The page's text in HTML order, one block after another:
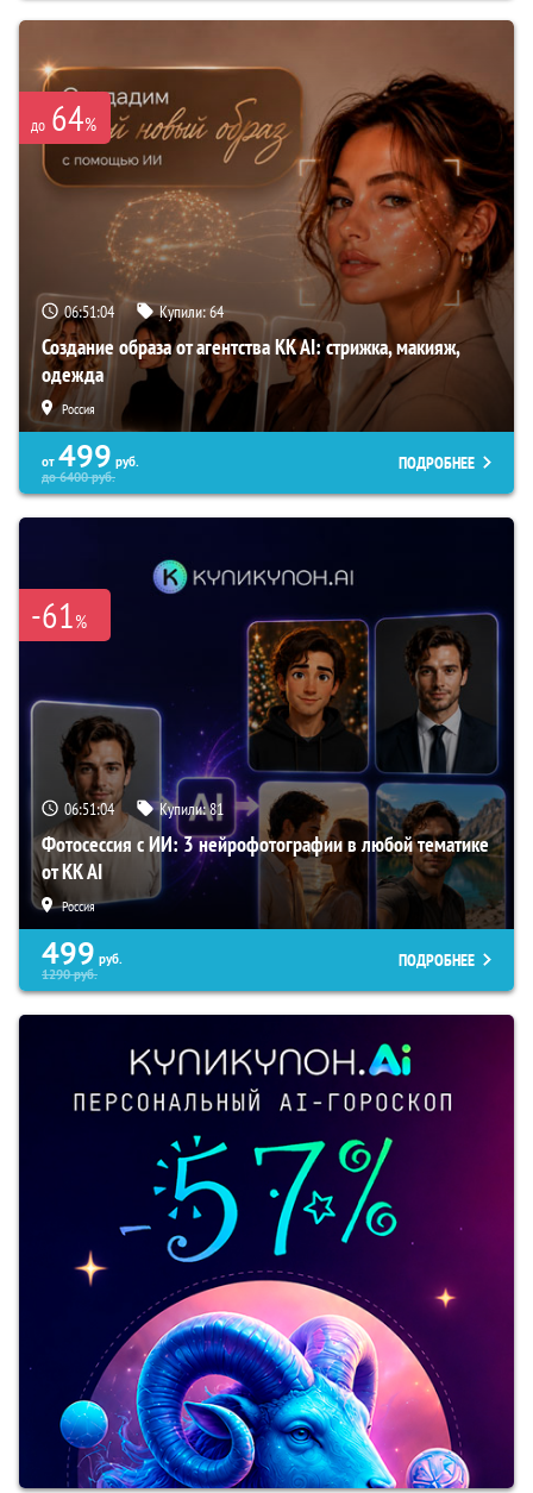
до 64%
06:51:03 Купили:64
Создание образа от агентства KK AI: стрижка, макияж,
одежда
Россия
от 499 руб.
до6400руб.
ПОДРОБНЕЕ
-61%
06:51:03 Купили:81
Фотосессия с ИИ: 3 нейрофотографии в любой тематике
от KK AI
Россия
499 руб.
1290руб.
ПОДРОБНЕЕ